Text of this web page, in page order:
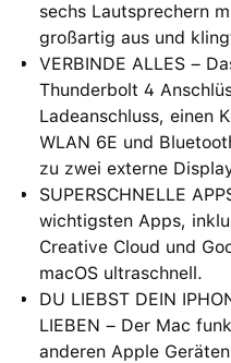
sechs Lautsprechern
großartig aus und
VERBINDE ALLES –
Thunderbolt 4
Ladeanschluss, einen
WLAN 6E und
zu zwei externe
SUPERSCHNELLE
wichtigsten Apps,
Creative Cloud und
macOS ultraschnell.
DU LIEBST DEIN
LIEBEN – Der Mac
anderen Apple